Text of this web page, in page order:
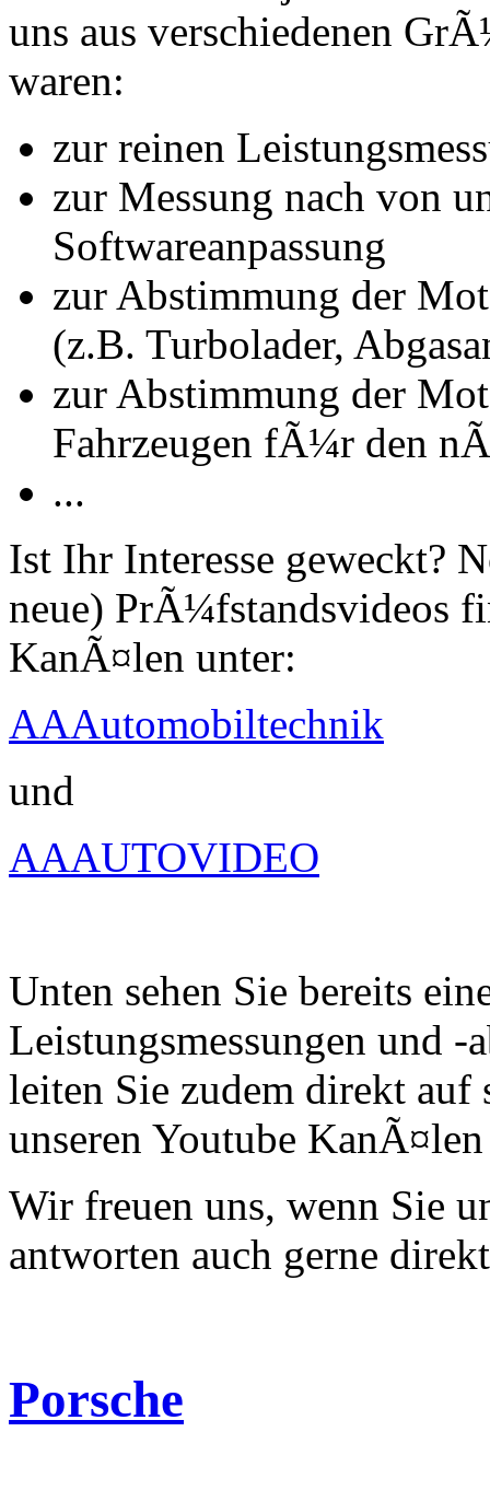
uns aus verschiedenen
waren:
zur reinen
zur Messung nach von
Softwareanpassung
zur Abstimmung der
(z.B. Turbolader,
zur Abstimmung der
Fahrzeugen fÃ¼r den
...
Ist Ihr Interesse geweckt?
neue) PrÃ¼fstandsvideos
KanÃ¤len unter:
AAAutomobiltechnik
und
AAAUTOVIDEO
Unten sehen Sie bereits
Leistungsmessungen und -
leiten Sie zudem direkt auf
unseren Youtube
Wir freuen uns, wenn Sie
antworten auch gerne
Porsche